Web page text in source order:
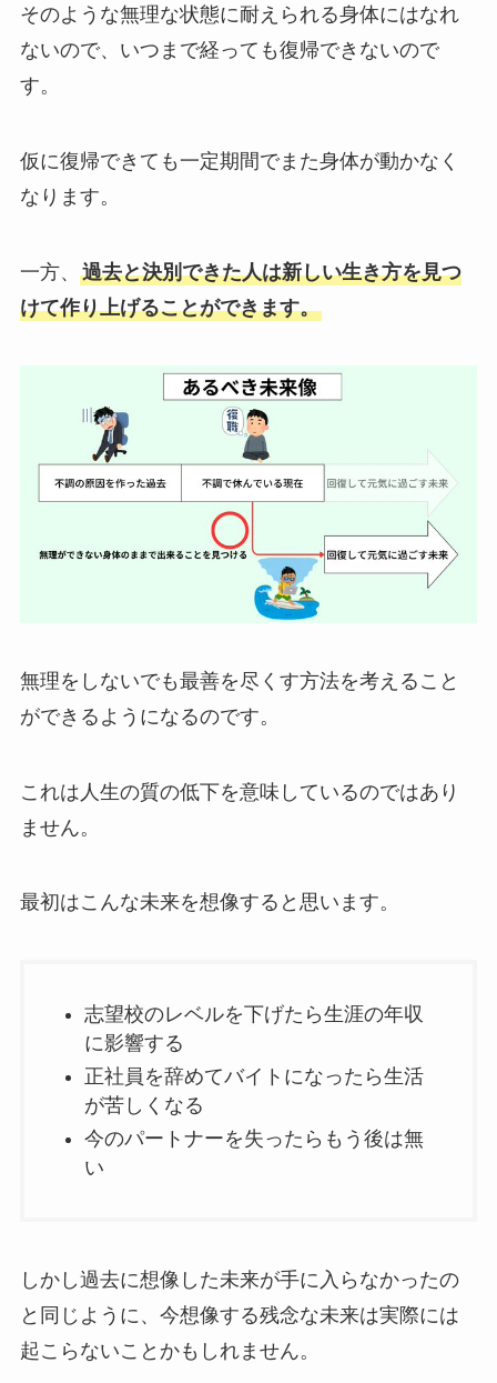
そのような無理な状態に耐えられる身体にはなれ
ないので、いつまで経っても復帰できないので
す。
仮に復帰できても一定期間でまた身体が動かなく
なります。
一方、 過去と決別できた人は新しい生き方を見つ
けて作り上げることができます。
無理をしないでも最善を尽くす方法を考えること
ができるようになるのです。
これは人生の質の低下を意味しているのではあり
ません。
最初はこんな未来を想像すると思います。
志望校のレベルを下げたら生涯の年収
に影響する
正社員を辞めてバイトになったら生活
が苦しくなる
今のパートナーを失ったらもう後は無
い
しかし過去に想像した未来が手に入らなかったの
と同じように、今想像する残念な未来は実際には
起こらないことかもしれません。